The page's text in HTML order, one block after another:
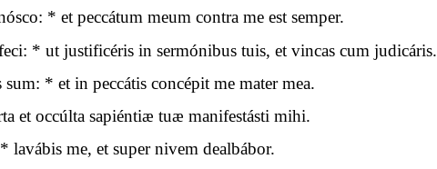
* et peccátum meum contra me est semper.
* ut justificéris in sermónibus tuis, et vincas cum judicáris.
* et in peccátis concépit me mater mea.
et occúlta sapiéntiæ tuæ manifestásti mihi.
lavábis me, et super nivem dealbábor.